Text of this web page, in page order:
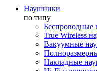
Наушники
по типу
Беспроводные
True Wireless
Вакуумные
Накладные